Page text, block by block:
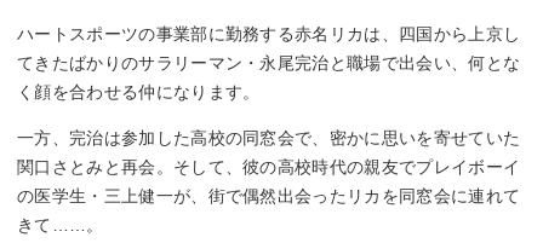
ハートスポーツの事業部に勤務する赤名リカは、四国から上京し
てきたばかりのサラリーマン・永尾完治と職場で出会い、何とな
く顔を合わせる仲になります。
一方、完治は参加した高校の同窓会で、密かに思いを寄せていた
関口さとみと再会。そして、彼の高校時代の親友でプレイボーイ
の医学生・三上健一が、街で偶然出会ったリカを同窓会に連れて
きて……。